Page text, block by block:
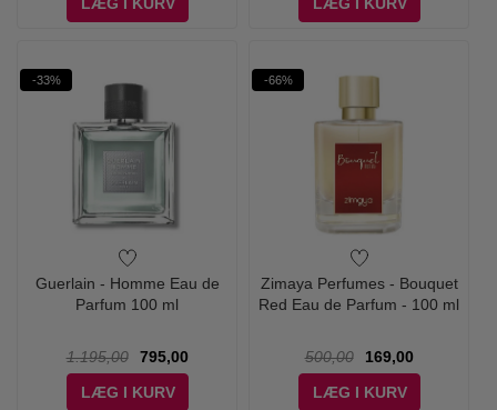
-33%
Guerlain - Homme Eau de
Parfum 100 ml
1.195,00
795,00
LÆG I KURV
-66%
Zimaya Perfumes - Bouquet
Red Eau de Parfum - 100 ml
500,00
169,00
LÆG I KURV